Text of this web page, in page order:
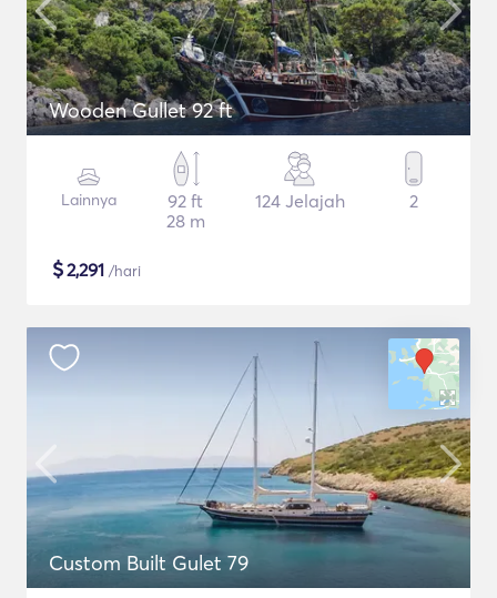
Wooden Gullet 92 ft
Lainnya
92 ft
28 m
124 Jelajah 2
$2,291 /hari
Custom Built Gulet 79